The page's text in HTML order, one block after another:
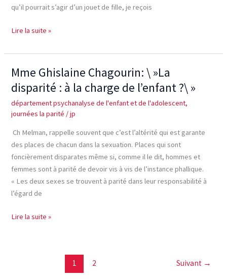
qu’il pourrait s’agir d’un jouet de fille, je reçois
:
de
Lire la suite »
Mme Ghislaine Chagourin: \ »La
disparité : à la charge de l’enfant ?\ »
département psychanalyse de l'enfant et de l'adolescent,
journées la parité /jp
Ch Melman, rappelle souvent que c’est l’altérité qui est garante
des places de chacun dans la sexuation. Places qui sont
foncièrement disparates même si, comme il le dit, hommes et
femmes sont à parité de devoir vis à vis de l’instance phallique.
« Les deux sexes se trouvent à parité dans leur responsabilité à
l’égard de
Mme
Ghislaine
Chagourin:
\ »La
disparité
à
la
charge
de
l’enfant
\ »
Lire la suite »
1 2 Suivant →